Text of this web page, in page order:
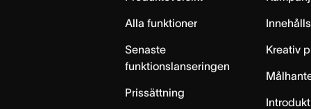
Alla funktioner
Senaste
funktionslanseringen
Prissättning
Kreativ